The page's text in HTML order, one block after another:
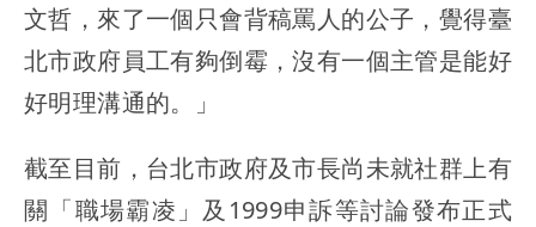
文哲，來了一個只會背稿罵人的公子，覺得臺
北市政府員工有夠倒霉，沒有一個主管是能好
好明理溝通的。」
截至目前，台北市政府及市長尚未就社群上有
關「職場霸凌」及1999申訴等討論發布正式